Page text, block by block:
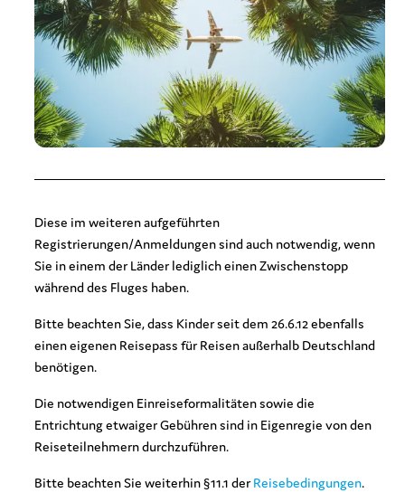
Diese im weiteren aufgeführten
Registrierungen/Anmeldungen sind auch notwendig, wenn
Sie in einem der Länder lediglich einen Zwischenstopp
während des Fluges haben.
Bitte beachten Sie, dass Kinder seit dem 26.6.12 ebenfalls
einen eigenen Reisepass für Reisen außerhalb Deutschland
benötigen.
Die notwendigen Einreiseformalitäten sowie die
Entrichtung etwaiger Gebühren sind in Eigenregie von den
Reiseteilnehmern durchzuführen.
Bitte beachten Sie weiterhin §11.1 derReisebedingungen.